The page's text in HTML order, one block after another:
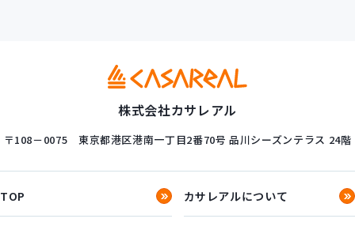
株式会社カサレアル
〒108－0075 東京都港区港南一丁目2番70号 品川シーズンテラス 24階
TOP カサレアルについて